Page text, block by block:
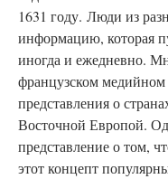
1631 году. Люди из
информацию, которая
иногда и ежедневно.
французском медийном
представления о
Восточной Европой.
представление о том,
этот концепт